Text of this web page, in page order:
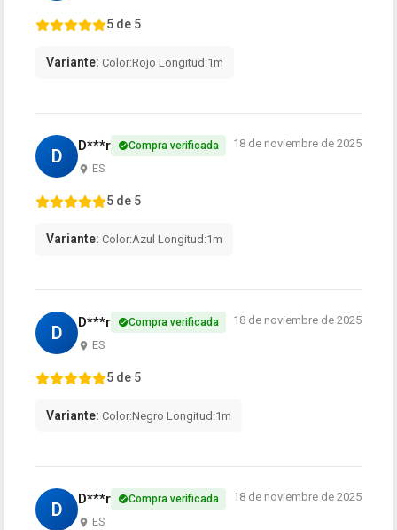
5 de 5
Variante: Color:Rojo Longitud:1m
D D***r Compra verificada
ES
18 de noviembre de 2025
5 de 5
Variante: Color:Azul Longitud:1m
D D***r Compra verificada
ES
18 de noviembre de 2025
5 de 5
Variante: Color:Negro Longitud:1m
D D***r Compra verificada
ES
18 de noviembre de 2025